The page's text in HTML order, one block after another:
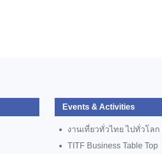
Events & Activities
งานเที่ยวทั่วไทย ไปทั่วโลก
TITF Business Table Top